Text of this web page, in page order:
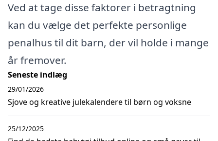
Ved at tage disse faktorer i betragtning
kan du vælge det perfekte personlige
penalhus til dit barn, der vil holde i mange
år fremover.
Seneste indlæg
Sjove og kreative julekalendere til børn og voksne
29/01/2026
25/12/2025